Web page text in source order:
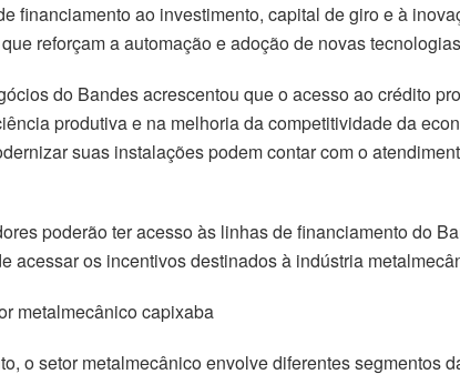
financiamento ao investimento, capital de giro e à
reforçam a automação e adoção de novas
do Bandes acrescentou que o acesso ao crédito
produtiva e na melhoria da competitividade da
suas instalações podem contar com o
poderão ter acesso às linhas de financiamento do
acessar os incentivos destinados à indústria
metalmecânico capixaba
o setor metalmecânico envolve diferentes